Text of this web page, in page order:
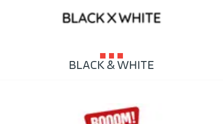
BLACK & WHITE